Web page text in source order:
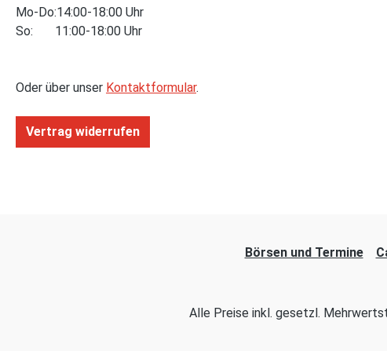
Mo-Do:14:00-18:00 Uhr
So: 11:00-18:00 Uhr
Oder über unser Kontaktformular.
Vertrag widerrufen
Börsen und Termine
Alle Preise inkl. gesetzl.